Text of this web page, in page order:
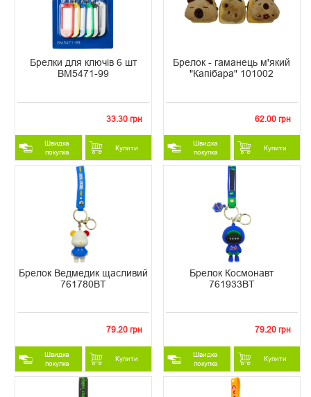
Брелки для ключів 6 шт
ВМ5471-99
33.30 грн
Швидка
покупка
Купити
Брелок - гаманець м'який
"Капібара" 101002
62.00 грн
Швидка
покупка
Купити
Брелок Ведмедик щасливий
761780BT
79.20 грн
Швидка
покупка
Купити
Брелок Космонавт
761933BT
79.20 грн
Швидка
покупка
Купити